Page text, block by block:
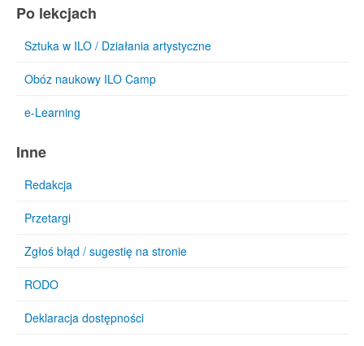
Po lekcjach
Sztuka w ILO / Działania artystyczne
Obóz naukowy ILO Camp
e-Learning
Inne
Redakcja
Przetargi
Zgłoś błąd / sugestię na stronie
RODO
Deklaracja dostępności